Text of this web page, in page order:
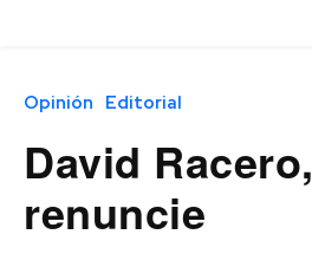
Opinión Editorial
David Racero,
renuncie